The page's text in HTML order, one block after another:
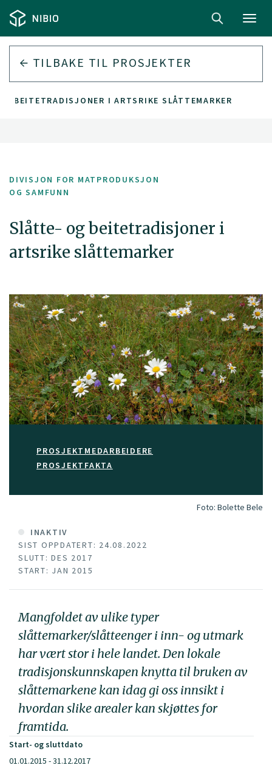
TILBAKE TIL PROSJEKTER
BEITETRADISJONER I ARTSRIKE SLÅTTEMARKER
DIVISJON FOR MATPRODUKSJON
OG SAMFUNN
Slåtte- og beitetradisjoner i
artsrike slåttemarker
PROSJEKTMEDARBEIDERE
PROSJEKTFAKTA
Foto: Bolette Bele
INAKTIV
SIST OPPDATERT: 24.08.2022
SLUTT: DES 2017
START: JAN 2015
Mangfoldet av ulike typer
slåttemarker/slåtteenger i inn- og utmark
har vært stor i hele landet. Den lokale
tradisjonskunnskapen knytta til bruken av
slåttemarkene kan idag gi oss innsikt i
hvordan slike arealer kan skjøttes for
framtida.
Start- og sluttdato
01.01.2015 - 31.12.2017